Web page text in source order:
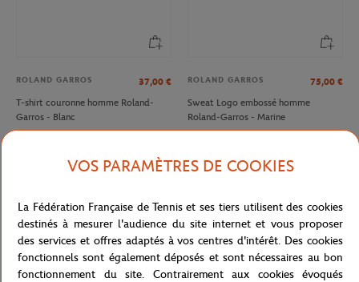
ROLAND GARROS 37,00 €
T-shirt couronne homme Roland-
Garros - Blanc
ROLAND GARROS 75,00 €
Sweat Logo embossé homme
Roland-Garros - Marine
VOS PARAMÈTRES DE COOKIES
La Fédération Française de Tennis et ses tiers utilisent des cookies
destinés à mesurer l'audience du site internet et vous proposer
des services et offres adaptés à vos centres d'intérêt. Des cookies
fonctionnels sont également déposés et sont nécessaires au bon
fonctionnement du site. Contrairement aux cookies évoqués